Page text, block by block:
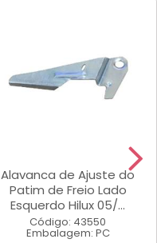
Alavanca de Ajuste do
Patim de Freio Lado
Esquerdo Hilux 05/...
Código: 43550
Embalagem: PC